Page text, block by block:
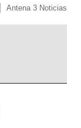
Antena 3 Noticias